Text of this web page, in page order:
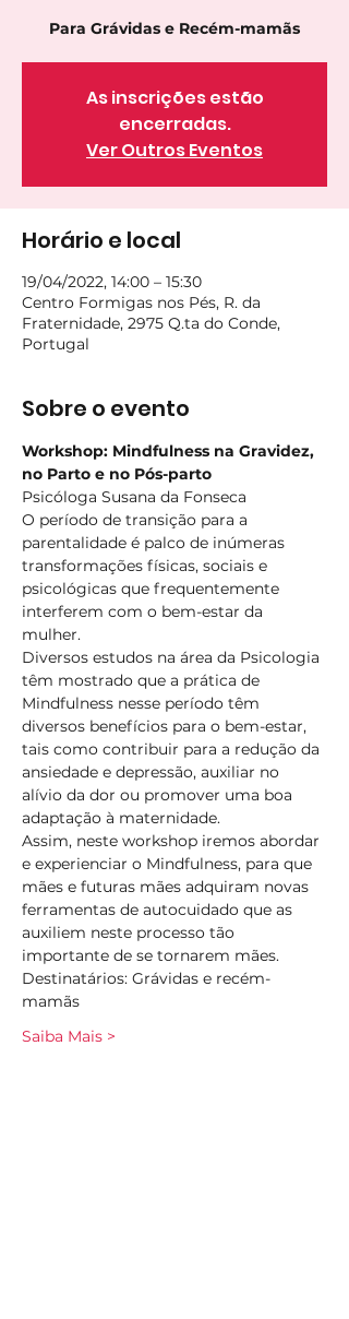
Para Grávidas e Recém-mamãs
As inscrições estão
encerradas.
Ver Outros Eventos
Horário e local
19/04/2022, 14:00 – 15:30
Centro Formigas nos Pés, R. da
Fraternidade, 2975 Q.ta do Conde,
Portugal
Sobre o evento
Workshop: Mindfulness na Gravidez,
no Parto e no Pós-parto
Psicóloga Susana da Fonseca
O período de transição para a
parentalidade é palco de inúmeras
transformações físicas, sociais e
psicológicas que frequentemente
interferem com o bem-estar da
mulher.
Diversos estudos na área da Psicologia
têm mostrado que a prática de
Mindfulness nesse período têm
diversos benefícios para o bem-estar,
tais como contribuir para a redução da
ansiedade e depressão, auxiliar no
alívio da dor ou promover uma boa
adaptação à maternidade.
Assim, neste workshop iremos abordar
e experienciar o Mindfulness, para que
mães e futuras mães adquiram novas
ferramentas de autocuidado que as
auxiliem neste processo tão
importante de se tornarem mães.
Destinatários: Grávidas e recém-
mamãs
Saiba Mais >